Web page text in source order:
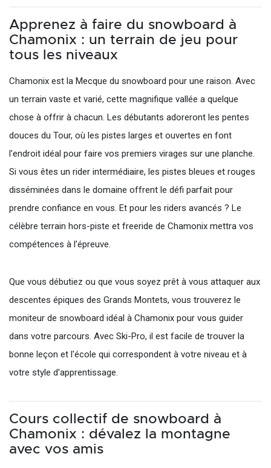
Apprenez à faire du snowboard à
Chamonix : un terrain de jeu pour
tous les niveaux
Chamonix est la Mecque du snowboard pour une raison. Avec
un terrain vaste et varié, cette magnifique vallée a quelque
chose à offrir à chacun. Les débutants adoreront les pentes
douces du Tour, où les pistes larges et ouvertes en font
l'endroit idéal pour faire vos premiers virages sur une planche.
Si vous êtes un rider intermédiaire, les pistes bleues et rouges
disséminées dans le domaine offrent le défi parfait pour
prendre confiance en vous. Et pour les riders avancés ? Le
célèbre terrain hors-piste et freeride de Chamonix mettra vos
compétences à l'épreuve.
Que vous débutiez ou que vous soyez prêt à vous attaquer aux
descentes épiques des Grands Montets, vous trouverez le
moniteur de snowboard idéal à Chamonix pour vous guider
dans votre parcours. Avec Ski-Pro, il est facile de trouver la
bonne leçon et l'école qui correspondent à votre niveau et à
votre style d'apprentissage.
Cours collectif de snowboard à
Chamonix : dévalez la montagne
avec vos amis